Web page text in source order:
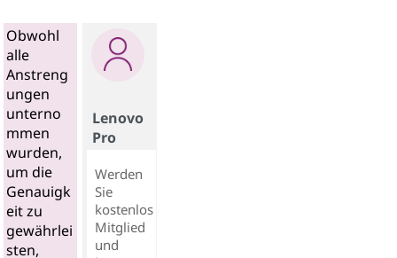
Obwohl
alle
Anstreng
ungen
unterno
mmen
wurden,
um die
Genauigk
eit zu
gewährlei
sten,
Lenovo
Pro
Werden
Sie
kostenlos
Mitglied
und